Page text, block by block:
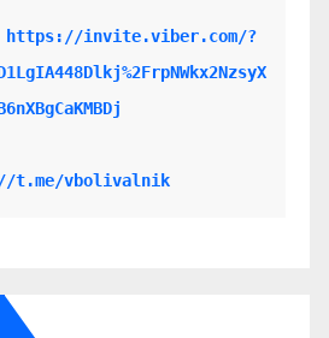
https://invite.viber.com/?
t.me/vbolivalnik